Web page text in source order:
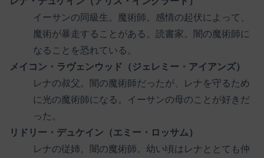
イーサンの同級生。魔術師。感情の起伏によって、
魔術が暴走することがある。読書家。闇の魔術師に
なることを恐れている。
メイコン・ラヴェンウッド（ジェレミー・アイアンズ）
レナの叔父。闇の魔術師だったが、レナを守るため
に光の魔術師になる。イーサンの母のことが好きだ
った。
リドリー・デュケイン（エミー・ロッサム）
レナの従姉。闇の魔術師。幼い頃はレナととても仲